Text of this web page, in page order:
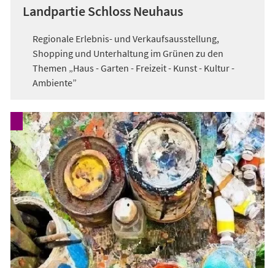
Landpartie Schloss Neuhaus
Regionale Erlebnis- und Verkaufsausstellung,
Shopping und Unterhaltung im Grünen zu den
Themen „Haus - Garten - Freizeit - Kunst - Kultur -
Ambiente”